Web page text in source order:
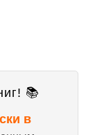
📚
в